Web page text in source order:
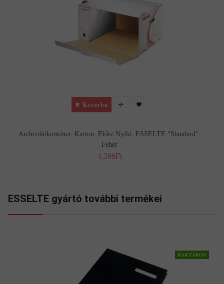
Kosárba
Archiválókonténer, Karton, Előre Nyíló, ESSELTE "Standard",
Fehér
4,386Ft
ESSELTE gyártó további termékei
RAKTÁRON